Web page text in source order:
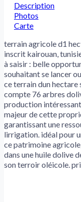
Description
Photos
Carte
terrain agricole d1
inscrit kairouan,
à saisir : belle
souhaitant se lancer
ce terrain dun
compte 76 arbres
production
majeur de cette
garantissant une
lirrigation. idéal pour
ce patrimoine
dans une huile dolive
son terroir oléicole.